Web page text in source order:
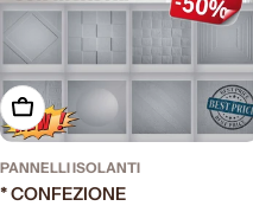
Scegli le opzioni
PANNELLI ISOLANTI
* CONFEZIONE